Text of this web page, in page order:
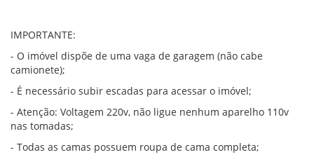
IMPORTANTE:
- O imóvel dispõe de uma vaga de garagem (não cabe
camionete);
- É necessário subir escadas para acessar o imóvel;
- Atenção: Voltagem 220v, não ligue nenhum aparelho 110v
nas tomadas;
- Todas as camas possuem roupa de cama completa;